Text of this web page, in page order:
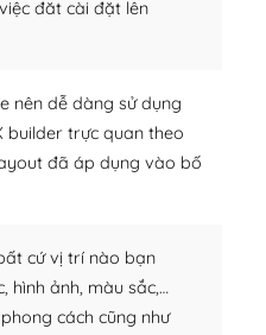
đăt cài đặt lên
nên dễ dàng sử dụng
builder trực quan theo
đã áp dụng vào bố
cứ vị trí nào bạn
hình ảnh, màu sắc,…
cách cũng như